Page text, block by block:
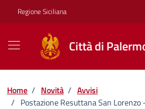
Vai ai contenuti
Vai al footer
Regione Siciliana
Città di
Home / Novità / Avvisi
/ Postazione Resuttana San Lorenzo